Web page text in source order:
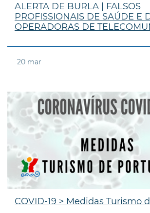
ALERTA DE BURLA | FALSOS
PROFISSIONAIS DE SAÚDE E
OPERADORAS DE
20 mar
COVID-19 > Medidas Turismo